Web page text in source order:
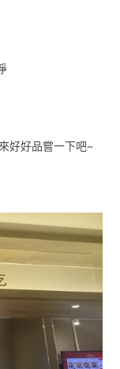
好好品嘗一下吧~